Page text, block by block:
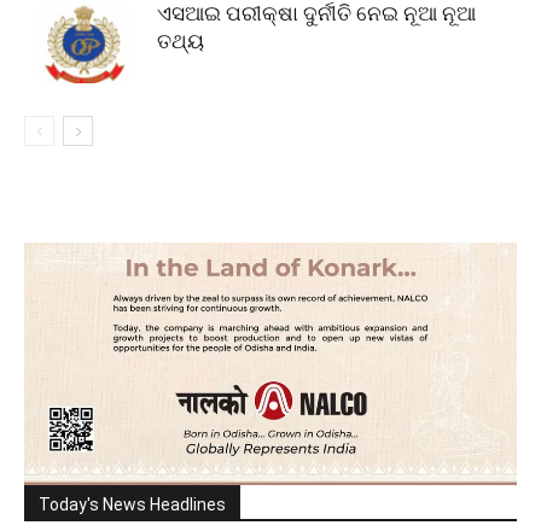
ଏସଆଇ ପରୀକ୍ଷା ଦୁର୍ନୀତି ନେଇ ନୂଆ ନୂଆ
ତଥ୍ୟ
Today's News Headlines